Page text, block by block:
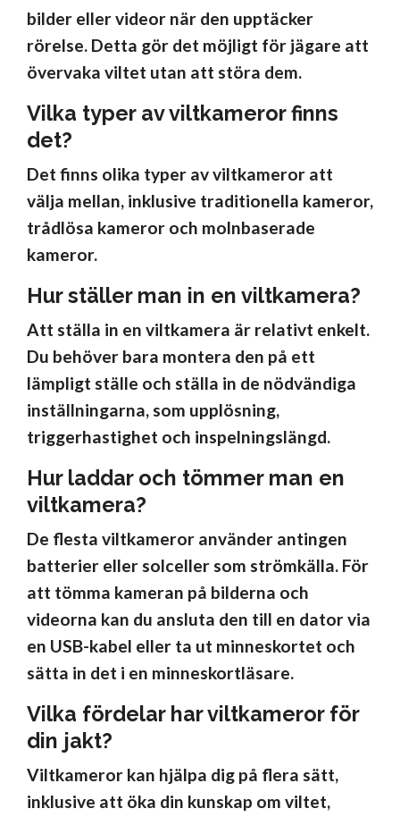
bilder eller videor när den upptäcker
rörelse. Detta gör det möjligt för jägare att
övervaka viltet utan att störa dem.
Vilka typer av viltkameror finns
det?
Det finns olika typer av viltkameror att
välja mellan, inklusive traditionella kameror,
trådlösa kameror och molnbaserade
kameror.
Hur ställer man in en viltkamera?
Att ställa in en viltkamera är relativt enkelt.
Du behöver bara montera den på ett
lämpligt ställe och ställa in de nödvändiga
inställningarna, som upplösning,
triggerhastighet och inspelningslängd.
Hur laddar och tömmer man en
viltkamera?
De flesta viltkameror använder antingen
batterier eller solceller som strömkälla. För
att tömma kameran på bilderna och
videorna kan du ansluta den till en dator via
en USB-kabel eller ta ut minneskortet och
sätta in det i en minneskortläsare.
Vilka fördelar har viltkameror för
din jakt?
Viltkameror kan hjälpa dig på flera sätt,
inklusive att öka din kunskap om viltet,